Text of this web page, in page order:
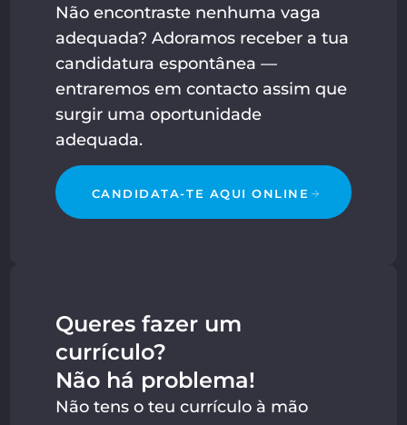
Não encontraste nenhuma vaga
adequada? Adoramos receber a tua
candidatura espontânea —
entraremos em contacto assim que
surgir uma oportunidade
adequada.
CANDIDATA-TE AQUI ONLINE
Queres fazer um
currículo?
Não há problema!
Não tens o teu currículo à mão